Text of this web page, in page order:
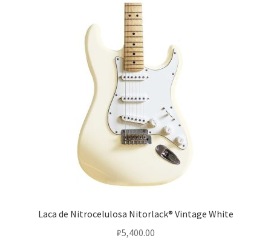
Laca de Nitrocelulosa Nitorlack® Vintage White
₽5,400.00